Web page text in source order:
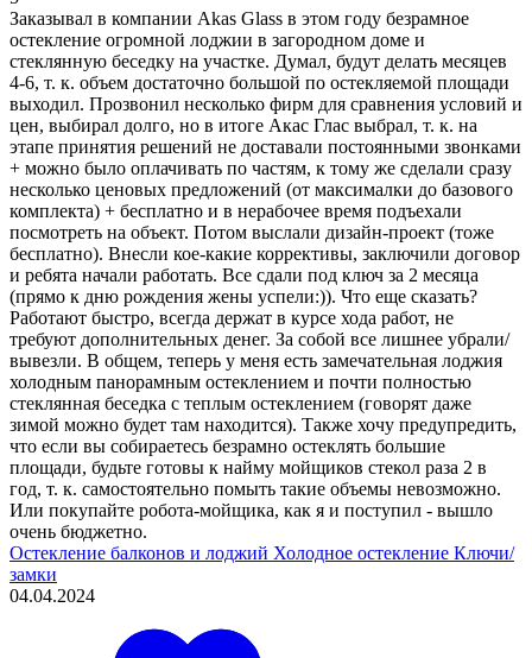
Заказывал в компании Akas Glass в этом году безрамное
остекление огромной лоджии в загородном доме и
стеклянную беседку на участке. Думал, будут делать месяцев
4-6, т. к. объем достаточно большой по остекляемой площади
выходил. Прозвонил несколько фирм для сравнения условий и
цен, выбирал долго, но в итоге Акас Глас выбрал, т. к. на
этапе принятия решений не доставали постоянными звонками
+ можно было оплачивать по частям, к тому же сделали сразу
несколько ценовых предложений (от максималки до базового
комплекта) + бесплатно и в нерабочее время подъехали
посмотреть на объект. Потом выслали дизайн-проект (тоже
бесплатно). Внесли кое-какие коррективы, заключили договор
и ребята начали работать. Все сдали под ключ за 2 месяца
(прямо к дню рождения жены успели:)). Что еще сказать?
Работают быстро, всегда держат в курсе хода работ, не
требуют дополнительных денег. За собой все лишнее убрали/
вывезли. В общем, теперь у меня есть замечательная лоджия
холодным панорамным остеклением и почти полностью
стеклянная беседка с теплым остеклением (говорят даже
зимой можно будет там находится). Также хочу предупредить,
что если вы собираетесь безрамно остеклять большие
площади, будьте готовы к найму мойщиков стекол раза 2 в
год, т. к. самостоятельно помыть такие объемы невозможно.
Или покупайте робота-мойщика, как я и поступил - вышло
очень бюджетно.
Остекление балконов и лоджий Холодное остекление Ключи/
замки
04.04.2024